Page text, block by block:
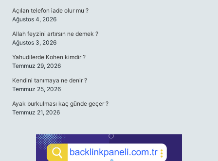
Açılan telefon iade olur mu ?
Ağustos 4, 2026
Allah feyzini artırsın ne demek ?
Ağustos 3, 2026
Yahudilerde Kohen kimdir ?
Temmuz 29, 2026
Kendini tanımaya ne denir ?
Temmuz 25, 2026
Ayak burkulması kaç günde geçer ?
Temmuz 21, 2026